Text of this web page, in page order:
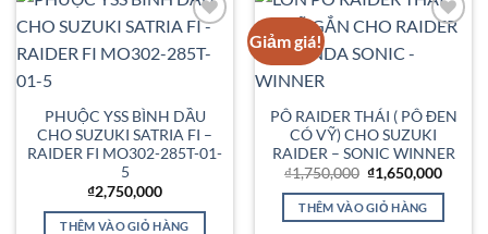
Wishlist
PHUỘC YSS BÌNH DẦU
CHO SUZUKI SATRIA FI –
RAIDER FI MO302-285T-01-
5
₫2,750,000
THÊM VÀO GIỎ HÀNG
Giảm giá!
PÔ RAIDER THÁI ( PÔ ĐEN
CÓ VỸ) CHO SUZUKI
RAIDER – SONIC WINNER
₫1,750,000 Giá
gốc
là:
₫1,750,000.
₫1,650,000Giá
tại
THÊM VÀO GIỎ HÀNG